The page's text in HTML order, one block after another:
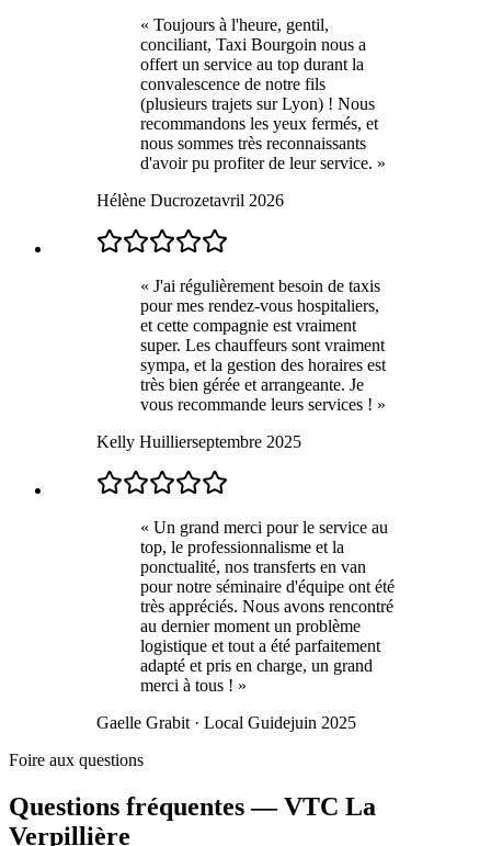
« Toujours à l'heure, gentil,
conciliant, Taxi Bourgoin nous a
offert un service au top durant la
convalescence de notre fils
(plusieurs trajets sur Lyon) ! Nous
recommandons les yeux fermés, et
nous sommes très reconnaissants
d'avoir pu profiter de leur service. »
Hélène Ducrozetavril 2026
« J'ai régulièrement besoin de taxis
pour mes rendez-vous hospitaliers,
et cette compagnie est vraiment
super. Les chauffeurs sont vraiment
sympa, et la gestion des horaires est
très bien gérée et arrangeante. Je
vous recommande leurs services ! »
Kelly Huillierseptembre 2025
« Un grand merci pour le service au
top, le professionnalisme et la
ponctualité, nos transferts en van
pour notre séminaire d'équipe ont été
très appréciés. Nous avons rencontré
au dernier moment un problème
logistique et tout a été parfaitement
adapté et pris en charge, un grand
merci à tous ! »
Gaelle Grabit · Local Guidejuin 2025
Foire aux questions
Questions fréquentes — VTC La
Verpillière